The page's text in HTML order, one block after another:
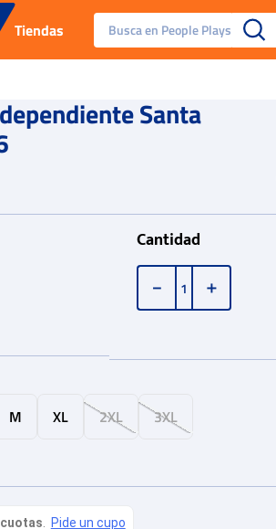
Tiendas Busca en People Plays
Reebok Fashion
Santa
M XL 2XL 3XL
Cantidad
＋
－